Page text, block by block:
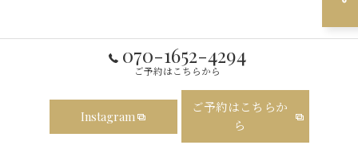
070-1652-4294
ご予約はこちらから
Instagram
ご予約はこちらか
ら